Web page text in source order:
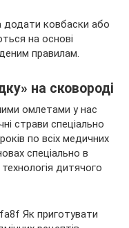
додати ковбаски або
на основі
правилам.
на сковороді
омлетами у нас
страви спеціально
по всіх медичних
спеціально в
дитячого